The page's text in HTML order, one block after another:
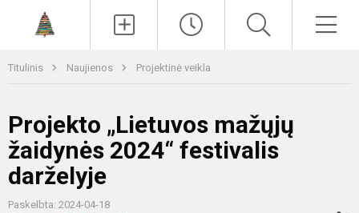
Titulinis Naujienos Projektinė veikla
Projekto „Lietuvos mažųjų
žaidynės 2024“ festivalis
darželyje
Paskelbta: 2024-04-18